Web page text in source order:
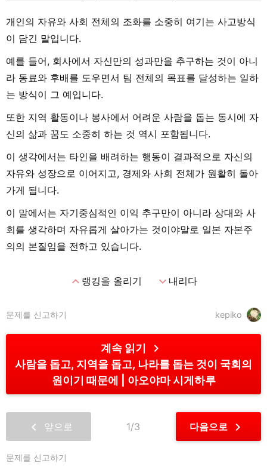
개인의 자유와 사회 전체의 조화를 소중히 여기는 사고방식
이 담긴 말입니다.
예를 들어, 회사에서 자신만의 성과만을 추구하는 것이 아니
라 동료와 후배를 도우면서 팀 전체의 목표를 달성하는 일하
는 방식이 그 예입니다.
또한 지역 활동이나 봉사에서 어려운 사람을 돕는 동시에 자
신의 삶과 꿈도 소중히 하는 것 역시 포함됩니다.
이 생각에서는 타인을 배려하는 행동이 결과적으로 자신의
자유와 성장으로 이어지고, 경제와 사회 전체가 원활히 돌아
가게 됩니다.
이 말에서는 자기중심적인 이익 추구만이 아니라 상대와 사
회를 생각하며 자유롭게 살아가는 것이야말로 일본 자본주
의의 본질임을 전하고 있습니다.
expand_less랭킹을 올리기 expand_more내리다
kepiko
문제를 신고하기
계속 읽기 chevron_right
사람을 돕고, 지역을 돕고, 나라를 돕는 것이 국회의
원이기 때문에
아오야마 시게하루
chevron_left 앞으로 1/3 다음으로 chevron_right
문제를 신고하기